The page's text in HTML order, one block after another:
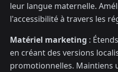
leur langue maternelle.
l'accessibilité à travers les
Matériel marketing :
en créant des versions
promotionnelles. Maintiens